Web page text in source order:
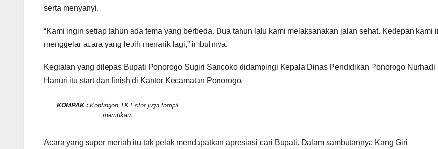
serta menyanyi.
“Kami ingin setiap tahun ada tema yang berbeda. Dua tahun lalu kami melaksanakan jalan sehat. Kedepan kami
menggelar acara yang lebih menarik lagi,” imbuhnya.
Kegiatan yang dilepas Bupati Ponorogo Sugiri Sancoko didampingi Kepala Dinas Pendidikan Ponorogo Nurhadi
Hanuri itu start dan finish di Kantor Kecamatan Ponorogo.
KOMPAK :Kontingen TK Ester juga tampil
memukau.
Acara yang super meriah itu tak pelak mendapatkan apresiasi dari Bupati. Dalam sambutannya Kang Giri